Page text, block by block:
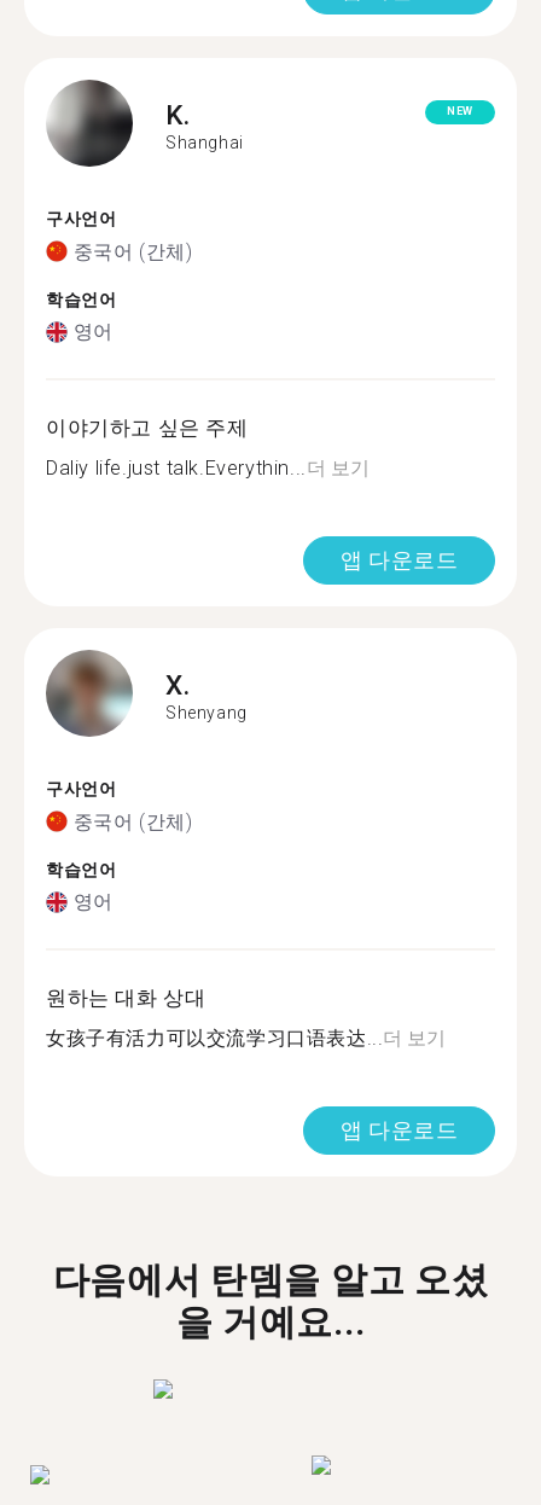
K.
Shanghai
NEW
구사언어
중국어 (간체)
학습언어
영어
이야기하고 싶은 주제
Daliy life.just talk.Everythin...더 보기
앱 다운로드
X.
Shenyang
구사언어
중국어 (간체)
학습언어
영어
원하는 대화 상대
女孩子有活力可以交流学习口语表达...더 보기
앱 다운로드
다음에서 탄뎀을 알고 오셨
을 거예요...